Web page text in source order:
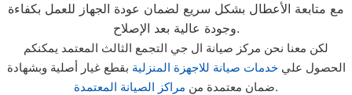
مع متابعة الأعطال بشكل سريع لضمان عودة الجهاز للعمل بكفاءة
وجودة عالية بعد الإصلاح.
لكن معنا نحن مركز صيانة ال جي التجمع الثالث المعتمد يمكنكم
الحصول عليخدمات صيانة للاجهزة المنزلية بقطع غيار أصلية وبشهادة
ضمان معتمدة من مراكز الصيانة المعتمدة .